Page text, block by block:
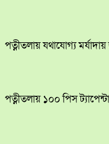
পত্নীতলায় যথাযোগ্য
পত্নীতলায় ১০০ পিস